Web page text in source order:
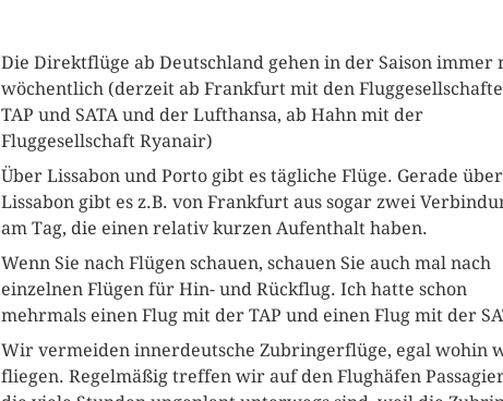
Die Direktflüge ab Deutschland gehen in der Saison immer
wöchentlich (derzeit ab Frankfurt mit den
TAP und SATA und der Lufthansa, ab Hahn mit der
Fluggesellschaft Ryanair)
Über Lissabon und Porto gibt es tägliche Flüge. Gerade über
Lissabon gibt es z.B. von Frankfurt aus sogar zwei
am Tag, die einen relativ kurzen Aufenthalt haben.
Wenn Sie nach Flügen schauen, schauen Sie auch mal nach
einzelnen Flügen für Hin- und Rückflug. Ich hatte schon
mehrmals einen Flug mit der TAP und einen Flug mit der
Wir vermeiden innerdeutsche Zubringerflüge, egal wohin
fliegen. Regelmäßig treffen wir auf den Flughäfen